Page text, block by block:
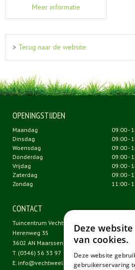
Meer informatie
> Terug naar de website
OPENINGSTIJDEN
Maandag
09:00 -
Dinsdag
09:00 -
Woensdag
09:00 -
Donderdag
09:00 -
Vrijdag
09:00 -
Zaterdag
09:00 -
Zondag
11:00 -
CONTACT
Tuincentrum Vechtweelde
Herenweg 35
3602 AN Maarssen
T. (0346) 56 33 97
E. info@vechtweelde.nl
Deze
van cookies.
Deze website
gebruikerservaring